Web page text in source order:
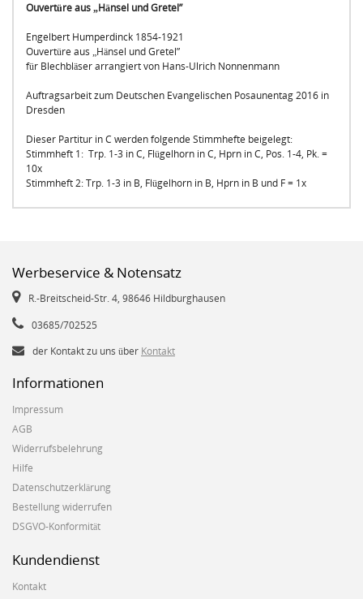
Ouvertüre aus „Hänsel und Gretel”
Engelbert Humperdinck 1854-1921
Ouvertüre aus „Hänsel und Gretel”
für Blechbläser arrangiert von Hans-Ulrich Nonnenmann
Auftragsarbeit zum Deutschen Evangelischen Posaunentag 2016 in
Dresden
Dieser Partitur in C werden folgende Stimmhefte beigelegt:
Stimmheft 1: Trp. 1-3 in C, Flügelhorn in C, Hprn in C, Pos. 1-4, Pk. =
10x
Stimmheft 2: Trp. 1-3 in B, Flügelhorn in B, Hprn in B und F = 1x
Werbeservice & Notensatz
R.-Breitscheid-Str. 4, 98646 Hildburghausen
03685/702525
der Kontakt zu uns über Kontakt
Informationen
Impressum
AGB
Widerrufsbelehrung
Hilfe
Datenschutzerklärung
Bestellung widerrufen
DSGVO-Konformität
Kundendienst
Kontakt